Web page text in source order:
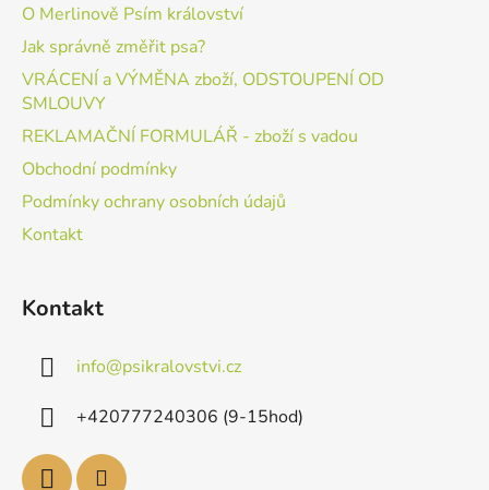
O Merlinově Psím království
Jak správně změřit psa?
VRÁCENÍ a VÝMĚNA zboží, ODSTOUPENÍ OD
SMLOUVY
REKLAMAČNÍ FORMULÁŘ - zboží s vadou
Obchodní podmínky
Podmínky ochrany osobních údajů
Kontakt
Kontakt
info@psikralovstvi.cz
+420777240306 (9-15hod)